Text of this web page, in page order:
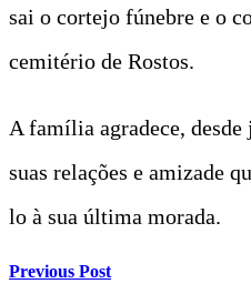
sai o cortejo fúnebre e o
cemitério de Rostos.
A família agradece, desde
suas relações e amizade
lo à sua última morada.
Previous Post